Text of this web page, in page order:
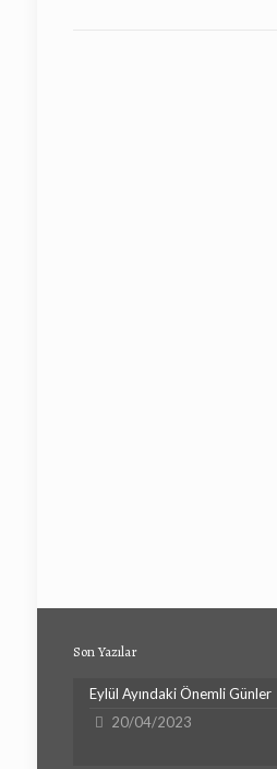
Son Yazılar
Eylül Ayındaki Önemli Günler
20/04/2023